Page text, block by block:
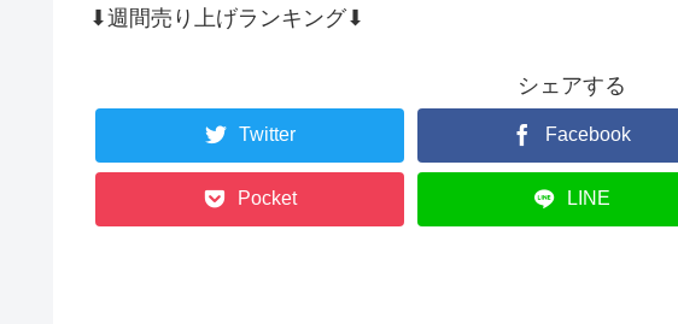
⬇週間売り上げランキング⬇
シェアする
Twitter Facebook
Pocket LINE